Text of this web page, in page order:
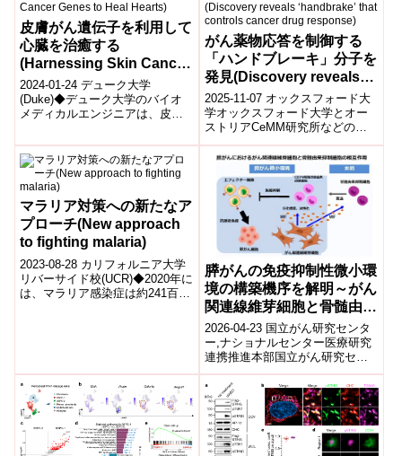
皮膚がん遺伝子を利用して
心臓を治癒する
(Harnessing Skin Cancer
Genes to Heal Hearts)
2024-01-24 デューク大学
(Duke)◆デューク大学のバイオ
メディカルエンジニアは、皮膚
異であるBRAF遺伝子が、実験室
で培...
がん薬物応答を制御する
「ハンドブレーキ」分子を
発見(Discovery reveals
‘handbrake’ that controls
cancer drug response)
2025-11-07 オックスフォード大
学オックスフォード大学とオー
ストリアCeMM研究所などの国
際チームは、がん薬剤反応を制
御する細胞内の「ハンドブレー
キ」機...
マラリア対策への新たなア
プローチ(New approach
to fighting malaria)
2023-08-28 カリフォルニア大学
リバーサイド校(UCR)◆2020年に
は、マラリア感染症は約241百万
膵がんの免疫抑制性微小環
境の構築機序を解明～がん
関連線維芽細胞と骨髄由来
抑制細胞との相互作用～
2026-04-23 国立がん研究センタ
ー,ナショナルセンター医療研究
連携推進本部国立がん研究セン
ターの研究グループは、膵がん
における免疫抑制性微小環境の
形成機...